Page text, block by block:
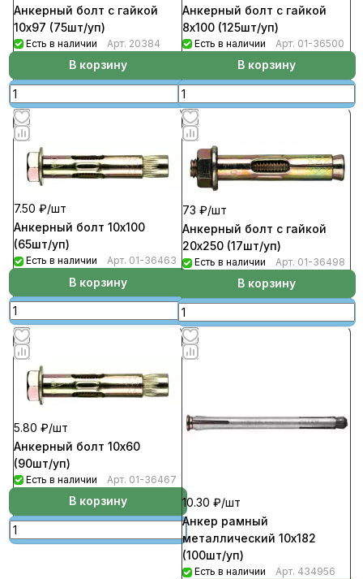
Анкерный болт с гайкой
10х97 (75шт/уп)
Есть в наличии Арт. 20384
В корзину
Анкерный болт с гайкой
8х100 (125шт/уп)
Есть в наличии Арт. 01-36500
В корзину
7.50 ₽/шт
Анкерный болт 10х100
(65шт/уп)
Есть в наличии Арт. 01-36463
В корзину
73 ₽/шт
Анкерный болт с гайкой
20х250 (17шт/уп)
Есть в наличии Арт. 01-36498
В корзину
5.80 ₽/шт
Анкерный болт 10х60
(90шт/уп)
Есть в наличии Арт. 01-36467
В корзину 10.30 ₽/шт
Анкер рамный
металлический 10х182
(100шт/уп)
Есть в наличии Арт. 434956